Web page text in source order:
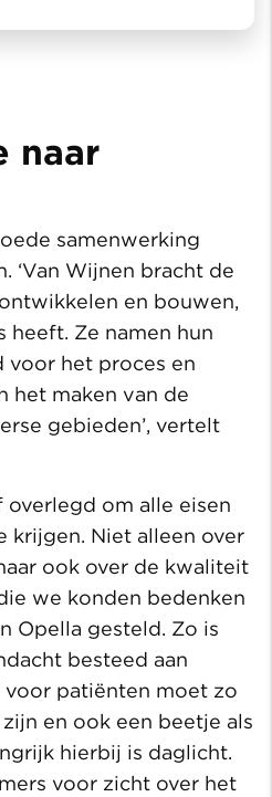
naar
samenwerking
‘Van Wijnen bracht de
en bouwen,
heeft. Ze namen hun
het proces en
het maken van de
gebieden’, vertelt
overlegd om alle eisen
krijgen. Niet alleen over
ook over de kwaliteit
we konden bedenken
Opella gesteld. Zo is
besteed aan
patiënten moet zo
en ook een beetje als
hierbij is daglicht.
voor zicht over het